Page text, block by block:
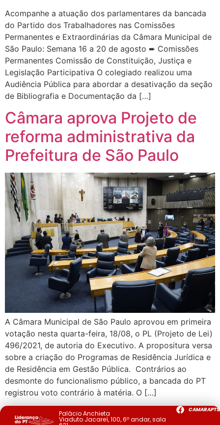
Acompanhe a atuação dos parlamentares da bancada
do Partido dos Trabalhadores nas Comissões
Permanentes e Extraordinárias da Câmara Municipal de
São Paulo: Semana 16 a 20 de agosto ➨ Comissões
Permanentes Comissão de Constituição, Justiça e
Legislação Participativa O colegiado realizou uma
Audiência Pública para abordar a desativação da seção
de Bibliografia e Documentação da […]
Câmara aprova Projeto de
reforma administrativa da
Prefeitura de São Paulo
A Câmara Municipal de São Paulo aprovou em primeira
votação nesta quarta-feira, 18/08, o PL (Projeto de Lei)
496/2021, de autoria do Executivo. A propositura versa
sobre a criação do Programas de Residência Jurídica e
de Residência em Gestão Pública. Contrários ao
desmonte do funcionalismo público, a bancada do PT
registrou voto contrário à matéria. O […]
Palácio Anchieta
Viaduto Jacareí, 100, 6º andar, sala